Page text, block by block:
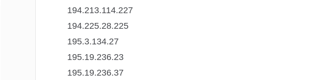
194.213.114.227
194.225.28.225
195.3.134.27
195.19.236.23
195.19.236.37